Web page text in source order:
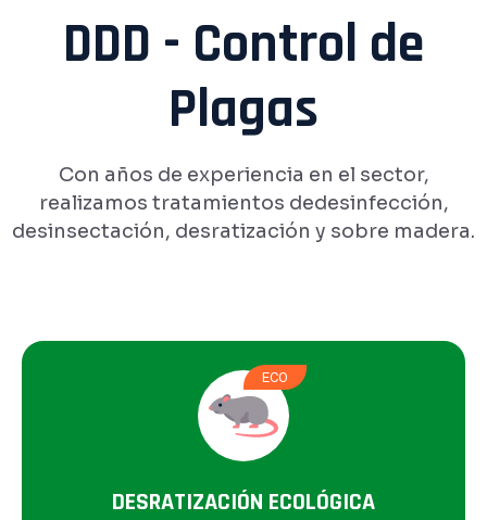
DDD - Control de
Plagas
Con años de experiencia en el sector,
realizamos tratamientos dedesinfección,
desinsectación, desratización y sobre madera.
DESRATIZACIÓN ECOLÓGICA
ECO